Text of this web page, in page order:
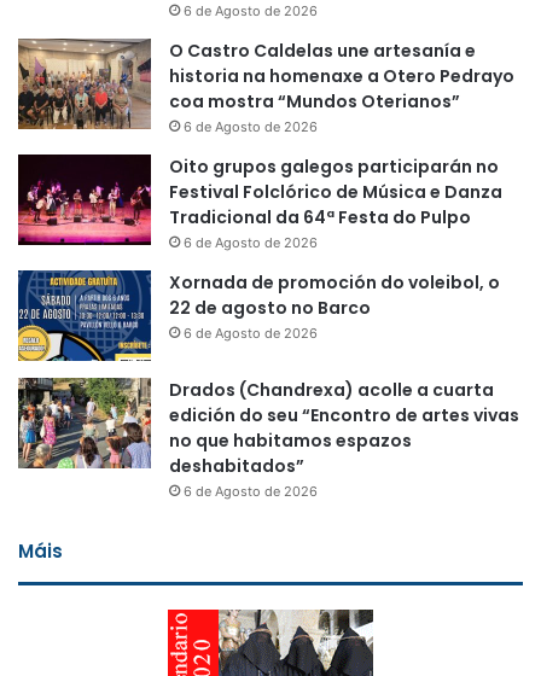
6 de Agosto de 2026
O Castro Caldelas une artesanía e
historia na homenaxe a Otero Pedrayo
coa mostra “Mundos Oterianos”
6 de Agosto de 2026
Oito grupos galegos participarán no
Festival Folclórico de Música e Danza
Tradicional da 64ª Festa do Pulpo
6 de Agosto de 2026
Xornada de promoción do voleibol, o
22 de agosto no Barco
6 de Agosto de 2026
Drados (Chandrexa) acolle a cuarta
edición do seu “Encontro de artes vivas
no que habitamos espazos
deshabitados”
6 de Agosto de 2026
Máis